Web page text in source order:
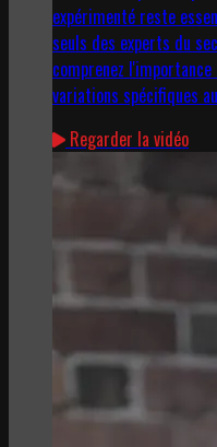
expérimenté reste
seuls des experts du
comprenez
variations spécifiques
Regarder la vidéo